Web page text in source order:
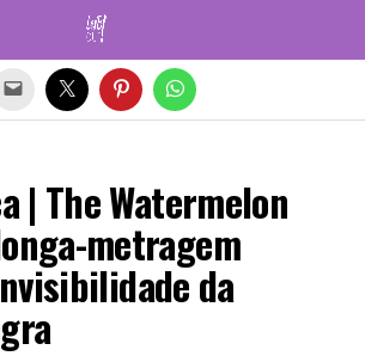
| The Watermelon
metragem
da
Sair da versão mobile